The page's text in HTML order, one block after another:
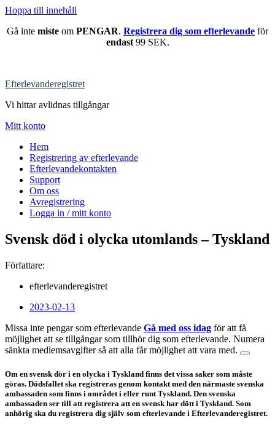
Hoppa till innehåll
Gå inte miste om PENGAR. Registrera dig som efterlevande för
endast99 SEK.
Efterlevanderegistret
Vi hittar avlidnas tillgångar
Mitt konto
Hem
Registrering av efterlevande
Efterlevandekontakten
Support
Om oss
Avregistrering
Logga in / mitt konto
Svensk död i olycka utomlands – Tyskland
Författare:
efterlevanderegistret
2023-02-13
Missa inte pengar som efterlevande Gå med oss idag för att få
möjlighet att se tillgångar som tillhör dig som efterlevande. Numera
sänkta medlemsavgifter så att alla får möjlighet att vara med.
Om en svensk dör i en olycka i Tyskland finns det vissa saker som måste
göras. Dödsfallet ska registreras genom kontakt med den närmaste svenska
ambassaden som finns i området i eller runt Tyskland. Den svenska
ambassaden ser till att registrera att en svensk har dött i Tyskland. Som
anhörig ska du registrera dig själv som efterlevande i Efterlevanderegistret.